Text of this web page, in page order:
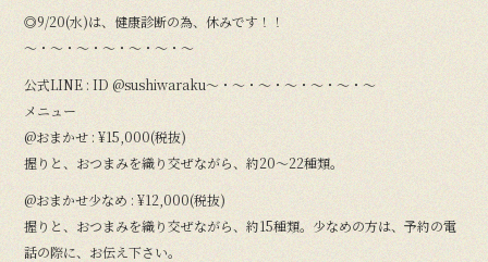
◎9/20(水)は、健康診断の為、休みです！！
〜・〜・〜・〜・〜・〜・〜
公式LINE : ID @sushiwaraku〜・〜・〜・〜・〜・〜・〜
メニュー
@おまかせ : ¥15,000(税抜)
握りと、おつまみを織り交ぜながら、約20〜22種類。
@おまかせ少なめ : ¥12,000(税抜)
握りと、おつまみを織り交ぜながら、約15種類。少なめの方は、予約の電
話の際に、お伝え下さい。